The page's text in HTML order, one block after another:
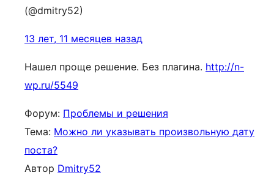
(@dmitry52)
13 лет, 11 месяцев назад
Нашел проще решение. Без плагина. http://n-
wp.ru/5549
Форум: Проблемы и решения
Тема: Можно ли указывать произвольную дату
поста?
Автор Dmitry52